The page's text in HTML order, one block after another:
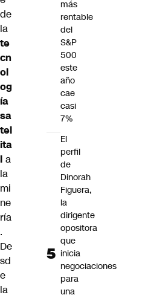
de
la
te
cn
ol
og
ía
sa
tel
ita
l a
la
mi
ne
ría
.
De
sd
e
la
más
rentable
del
S&P
500
este
año
cae
casi
7%
El
perfil
de
Dinorah
Figuera,
la
dirigente
opositora
que
inicia
negociaciones
para
una